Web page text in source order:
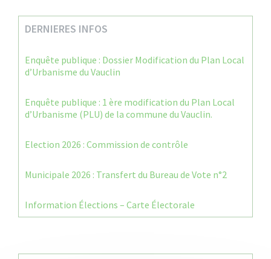
DERNIERES INFOS
Enquête publique : Dossier Modification du Plan Local
d’Urbanisme du Vauclin
Enquête publique : 1 ère modification du Plan Local
d’Urbanisme (PLU) de la commune du Vauclin.
Election 2026 : Commission de contrôle
Municipale 2026 : Transfert du Bureau de Vote n°2
Information Élections – Carte Électorale